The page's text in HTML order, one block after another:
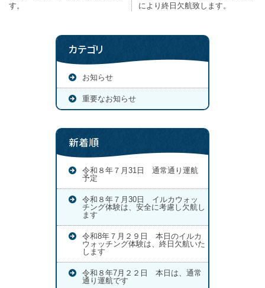
す。
により終日欠航致します。
カテゴリ
お知らせ
重要なお知らせ
新着順
令和８年７月31日 通常通り運航
予定
令和８年７月30日 イルカウォッ
チング体験は、安全に考慮し欠航し
ます
令和8年７月２９日 本日のイルカ
ウォッチング体験は、終日欠航いた
します
令和８年7月２２日 本日は、通常
通り運航です